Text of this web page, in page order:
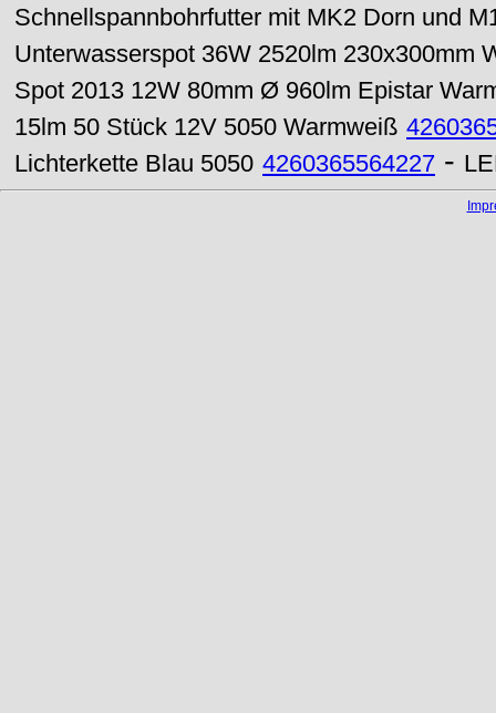
Schnellspannbohrfutter mit MK2 Dorn und
Unterwasserspot 36W 2520lm 230x300mm
Spot 2013 12W 80mm Ø 960lm Epistar
15lm 50 Stück 12V 5050 Warmweiß
Lichterkette Blau 5050 4260365564227 -